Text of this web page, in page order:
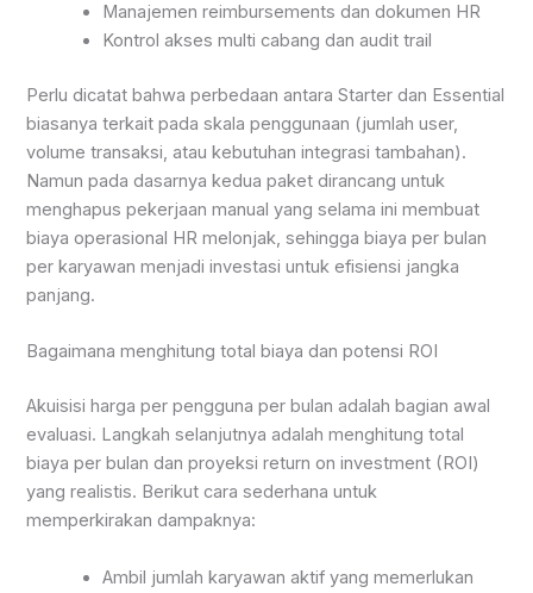
Manajemen reimbursements dan dokumen HR
Kontrol akses multi cabang dan audit trail
Perlu dicatat bahwa perbedaan antara Starter dan Essential
biasanya terkait pada skala penggunaan (jumlah user,
volume transaksi, atau kebutuhan integrasi tambahan).
Namun pada dasarnya kedua paket dirancang untuk
menghapus pekerjaan manual yang selama ini membuat
biaya operasional HR melonjak, sehingga biaya per bulan
per karyawan menjadi investasi untuk efisiensi jangka
panjang.
Bagaimana menghitung total biaya dan potensi ROI
Akuisisi harga per pengguna per bulan adalah bagian awal
evaluasi. Langkah selanjutnya adalah menghitung total
biaya per bulan dan proyeksi return on investment (ROI)
yang realistis. Berikut cara sederhana untuk
memperkirakan dampaknya:
Ambil jumlah karyawan aktif yang memerlukan